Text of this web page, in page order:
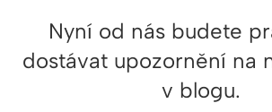
Nyní od nás budete
dostávat upozornění na
v blogu.